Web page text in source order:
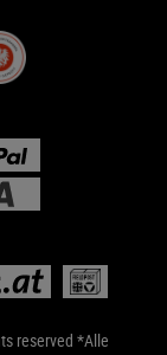
reserved *Alle